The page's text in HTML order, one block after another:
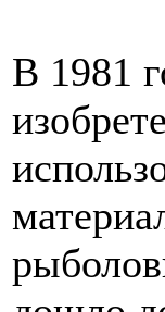
В 1981